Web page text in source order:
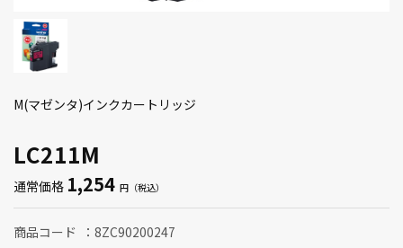
LC211M
M(マゼンタ)インクカートリッジ
通常価格 1,254
商品コード
8ZC90200247